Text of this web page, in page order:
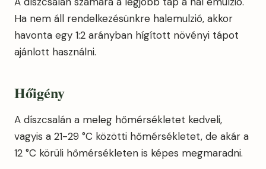
Ha nem áll rendelkezésünkre halemulzió, akkor
havonta egy 1:2 arányban hígított növényi tápot
ajánlott használni.
Hőigény
A díszcsalán a meleg hőmérsékletet kedveli,
vagyis a 21-29 °C közötti hőmérsékletet, de akár a
12 °C körüli hőmérsékleten is képes megmaradni.